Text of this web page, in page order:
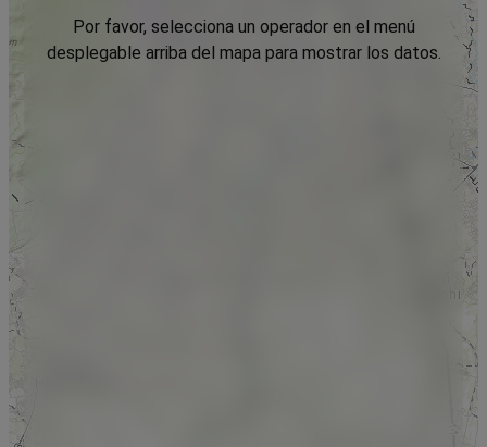
Por favor, selecciona un operador en el menú
desplegable arriba del mapa para mostrar los datos.